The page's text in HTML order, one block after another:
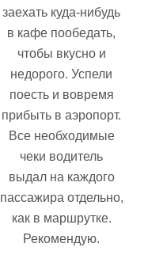
заехать куда-нибудь
в кафе пообедать,
чтобы вкусно и
недорого. Успели
поесть и вовремя
прибыть в аэропорт.
Все необходимые
чеки водитель
выдал на каждого
пассажира отдельно,
как в маршрутке.
Рекомендую.